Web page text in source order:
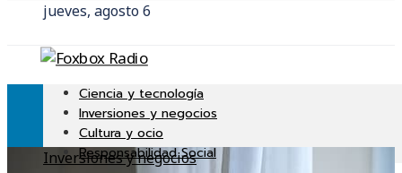
jueves, agosto 6
Ciencia y tecnología
Inversiones y negocios
Cultura y ocio
Responsabilidad Social
Inversiones y negocios